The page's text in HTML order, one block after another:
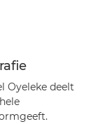
Oyeleke deelt